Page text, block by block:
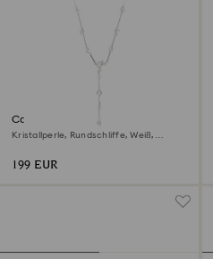
Constella Y-Halskette
Kristallperle, Rundschliffe, Weiß,
199 EUR